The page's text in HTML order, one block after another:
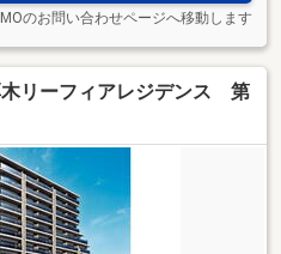
のお問い合わせページへ移動します
木リーフィアレジデンス 第